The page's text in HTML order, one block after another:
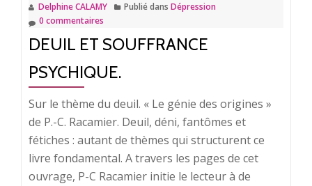
Delphine CALAMY Publié dans Dépression
0 commentaires
DEUIL ET SOUFFRANCE
PSYCHIQUE.
Sur le thème du deuil. « Le génie des origines »
de P.-C. Racamier. Deuil, déni, fantômes et
fétiches : autant de thèmes qui structurent ce
livre fondamental. A travers les pages de cet
ouvrage, P-C Racamier initie le lecteur à de